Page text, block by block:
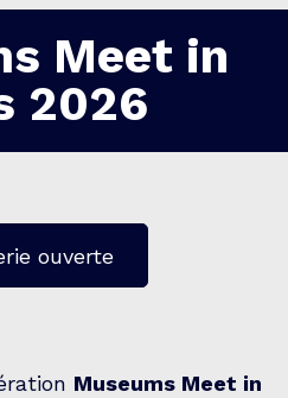
Meet in
2026
ouverte
Museums Meet in